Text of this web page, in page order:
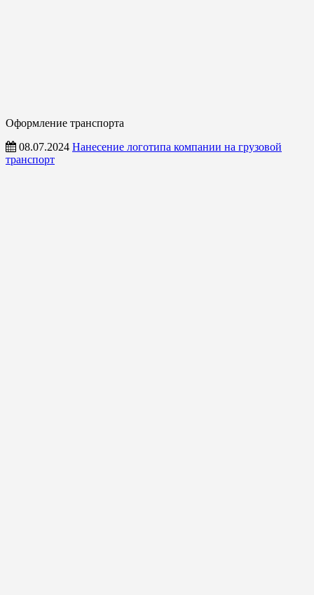
Оформление транспорта
08.07.2024 Нанесение логотипа компании на грузовой
транспорт